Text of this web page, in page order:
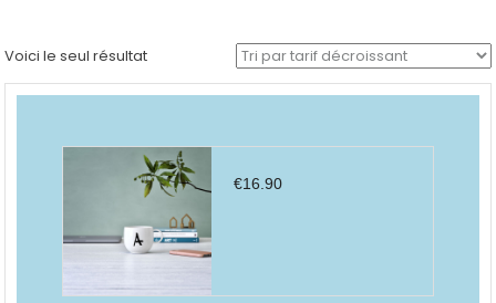
Voici le seul résultat
€16.90